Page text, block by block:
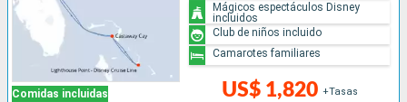
Comidas incluidas US$ 1,820 +Tasas
Mágicos espectáculos Disney
incluidos
Club de niños incluido
Camarotes familiares